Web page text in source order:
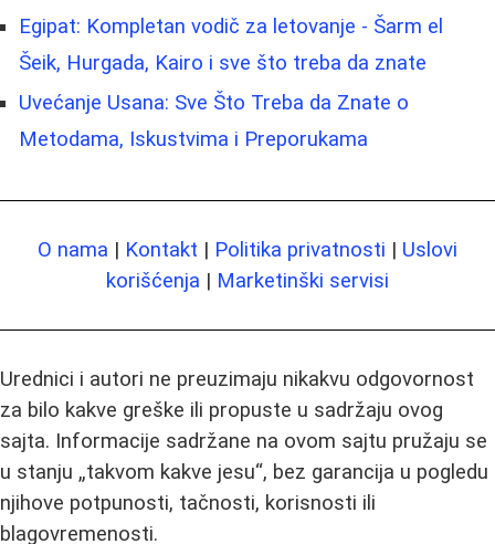
Egipat: Kompletan vodič za letovanje - Šarm el
Šeik, Hurgada, Kairo i sve što treba da znate
Uvećanje Usana: Sve Što Treba da Znate o
Metodama, Iskustvima i Preporukama
O nama | Kontakt | Politika privatnosti | Uslovi
korišćenja | Marketinški servisi
Urednici i autori ne preuzimaju nikakvu odgovornost
za bilo kakve greške ili propuste u sadržaju ovog
sajta. Informacije sadržane na ovom sajtu pružaju se
u stanju „takvom kakve jesu“, bez garancija u pogledu
njihove potpunosti, tačnosti, korisnosti ili
blagovremenosti.